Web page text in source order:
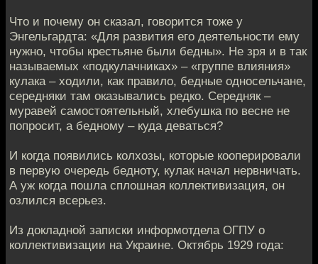
Что и почему он сказал, говорится тоже у
Энгельгардта: «Для развития его деятельности ему
нужно, чтобы крестьяне были бедны». Не зря и в так
называемых «подкулачниках» – «группе влияния»
кулака – ходили, как правило, бедные односельчане,
середняки там оказывались редко. Середняк –
муравей самостоятельный, хлебушка по весне не
попросит, а бедному – куда деваться?
И когда появились колхозы, которые кооперировали
в первую очередь бедноту, кулак начал нервничать.
А уж когда пошла сплошная коллективизация, он
озлился всерьез.
Из докладной записки информотдела ОГПУ о
коллективизации на Украине. Октябрь 1929 года: